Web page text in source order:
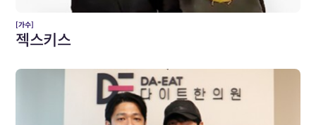
[가수]
젝스키스